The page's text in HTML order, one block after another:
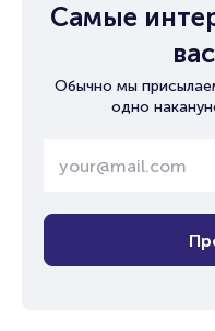
Самые
Обычно мы
одно